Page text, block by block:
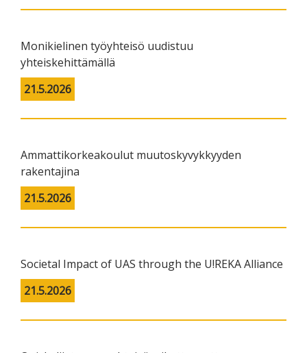
Monikielinen työyhteisö uudistuu
yhteiskehittämällä
21.5.2026
Ammattikorkeakoulut muutoskyvykkyyden
rakentajina
21.5.2026
Societal Impact of UAS through the U!REKA Alliance
21.5.2026